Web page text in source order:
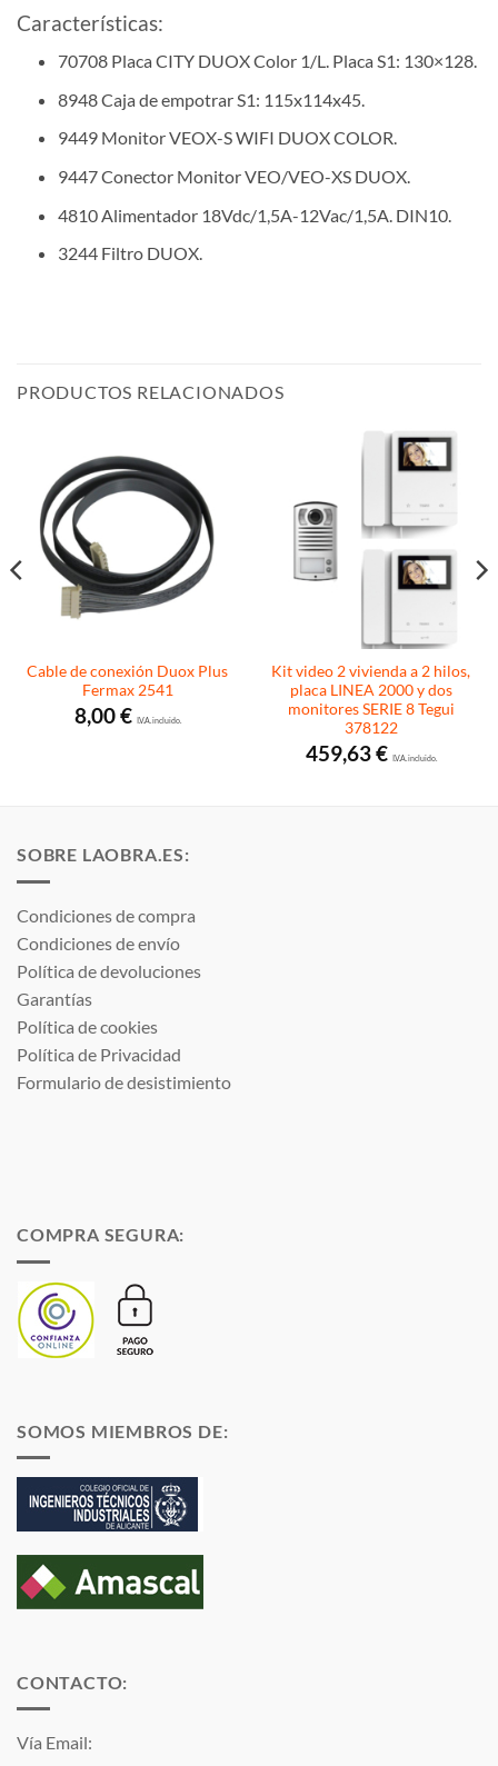
Características:
70708 Placa CITY DUOX Color 1/L. Placa S1: 130×128.
8948 Caja de empotrar S1: 115x114x45.
9449 Monitor VEOX-S WIFI DUOX COLOR.
9447 Conector Monitor VEO/VEO-XS DUOX.
4810 Alimentador 18Vdc/1,5A-12Vac/1,5A. DIN10.
3244 Filtro DUOX.
PRODUCTOS RELACIONADOS
Cable de conexión Duox Plus
Fermax 2541
8,00€I.V.A. incluido.
Kit video 2 vivienda a 2 hilos,
placa LINEA 2000 y dos
monitores SERIE 8 Tegui
378122
459,63€I.V.A. incluido.
SOBRE LAOBRA.ES:
Condiciones de compra
Condiciones de envío
Política de devoluciones
Garantías
Política de cookies
Política de Privacidad
Formulario de desistimiento
COMPRA SEGURA:
SOMOS MIEMBROS DE:
CONTACTO:
Vía Email: